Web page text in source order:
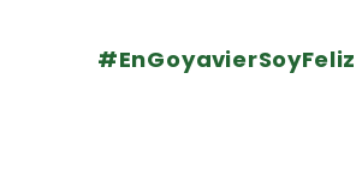
#EnGoyavierSoyFeliz